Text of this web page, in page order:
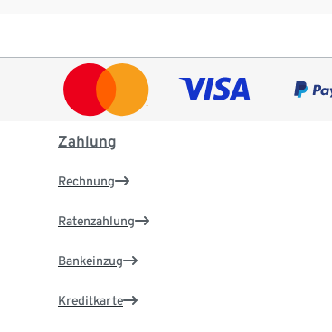
Zahlung
Rechnung
Ratenzahlung
Bankeinzug
Kreditkarte